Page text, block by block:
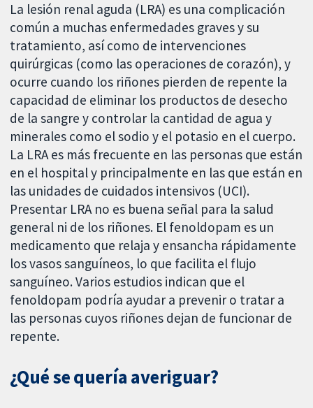
La lesión renal aguda (LRA) es una complicación
común a muchas enfermedades graves y su
tratamiento, así como de intervenciones
quirúrgicas (como las operaciones de corazón), y
ocurre cuando los riñones pierden de repente la
capacidad de eliminar los productos de desecho
de la sangre y controlar la cantidad de agua y
minerales como el sodio y el potasio en el cuerpo.
La LRA es más frecuente en las personas que están
en el hospital y principalmente en las que están en
las unidades de cuidados intensivos (UCI).
Presentar LRA no es buena señal para la salud
general ni de los riñones. El fenoldopam es un
medicamento que relaja y ensancha rápidamente
los vasos sanguíneos, lo que facilita el flujo
sanguíneo. Varios estudios indican que el
fenoldopam podría ayudar a prevenir o tratar a
las personas cuyos riñones dejan de funcionar de
repente.
¿Qué se quería averiguar?